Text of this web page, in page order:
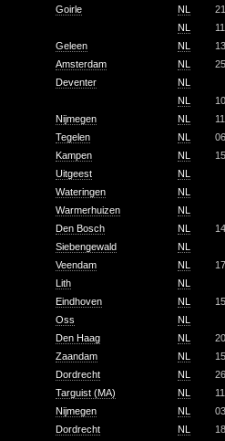
Goirle NL
NL
Geleen NL
Amsterdam NL
Deventer
NL
NL
Nijmegen NL
Tegelen NL
Kampen NL
Uitgeest
NL
Wateringen
NL
Warmerhuizen
NL
Den Bosch NL
Siebengewald
NL
Veendam NL
Lith
NL
Eindhoven NL
Oss
NL
Den Haag NL
Zaandam NL
Dordrecht NL
Targuist (MA) NL
Nijmegen NL
Dordrecht NL